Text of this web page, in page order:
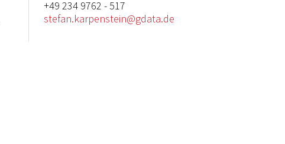
+49 234 9762 - 517
stefan.karpenstein@gdata.de